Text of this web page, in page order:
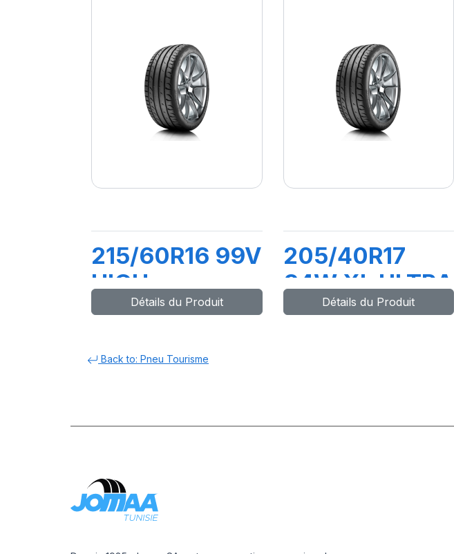
215/60R16 99V
HIGH
PERFORMANCE
Détails du Produit
205/40R17
84W XL ULTRA
HIGHDétails du Produit
Back to: Pneu Tourisme